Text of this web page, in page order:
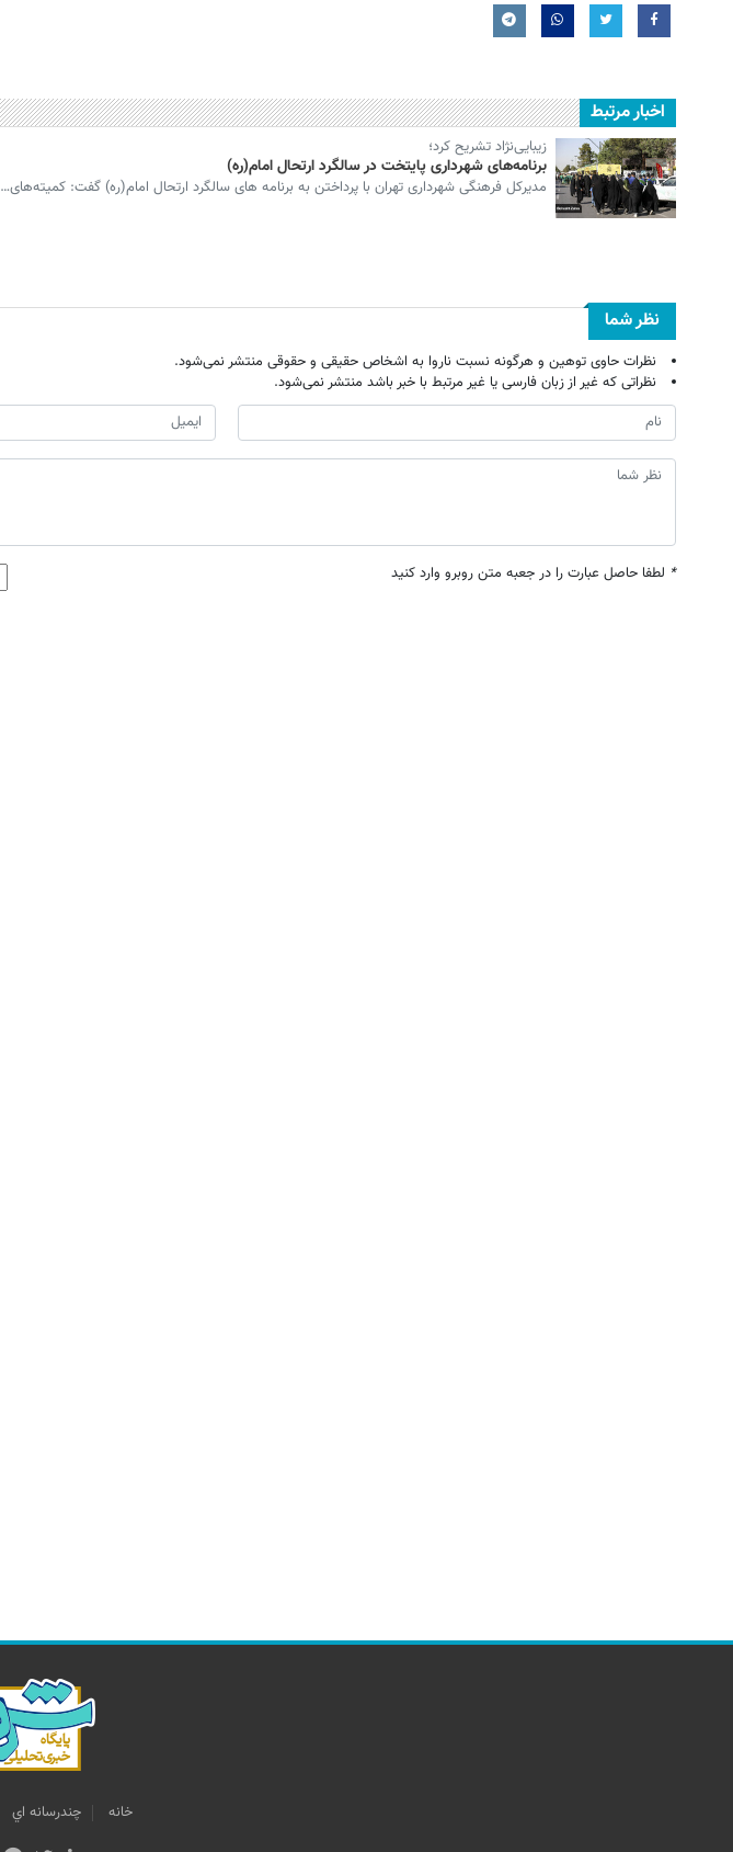
اخبار مرتبط
زیبایی‌نژاد تشریح کرد؛
برنامه‌های شهرداری پایتخت در سالگرد ارتحال امام(ره)
مدیرکل فرهنگی شهرداری تهران با پرداختن به برنامه های سالگرد ارتحال امام(ره) گفت: کمیته‌های…
نظر شما
نظرات حاوی توهین و هرگونه نسبت ناروا به اشخاص حقیقی و حقوقی منتشر نمی‌شود.
نظراتی که غیر از زبان فارسی یا غیر مرتبط با خبر باشد منتشر نمی‌شود.
* لطفا حاصل عبارت را در جعبه متن روبرو وارد کنید
خانه چندرسانه اي